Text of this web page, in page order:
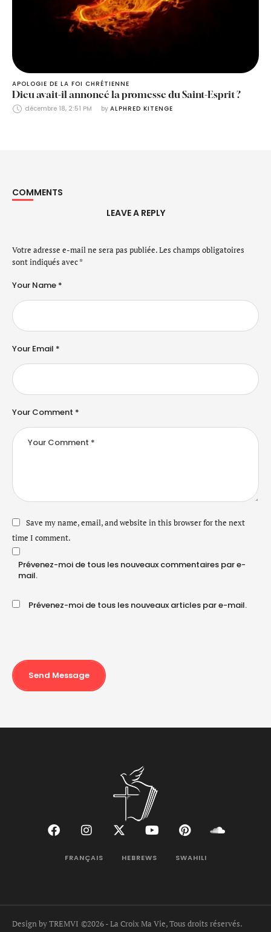
APOLOGIE DE LA FOI CHRÉTIENNE
Dieu avait-il annoncé la promesse du Saint-Esprit ?
décembre 18, 2:51 PM by ALPHRED KITENGE
COMMENTS
LEAVE A REPLY
Votre adresse e-mail ne sera pas publiée.Les champs obligatoires
sont indiqués avec*
Your Comment *
Your Name *
Your Email *
Save my name, email, and website in this browser for the next
time I comment.
Prévenez-moi de tous les nouveaux commentaires par e-
mail.
Prévenez-moi de tous les nouveaux articles par e-mail.
Send Message
FRANÇAIS HEBREWS SWAHILI
Design by TREMVI ©2026 - La Croix Ma Vie, Tous droits réservés.